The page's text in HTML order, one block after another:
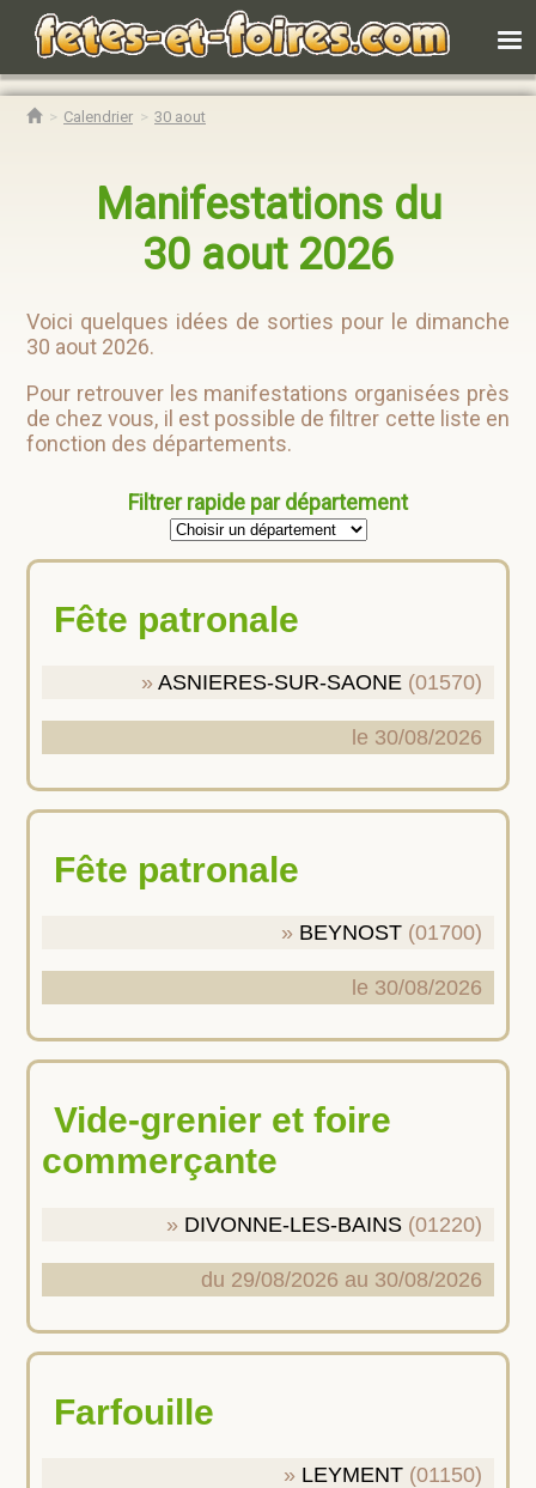
Calendrier 30 aout
Manifestations du
30 aout 2026
Voici quelques idées de sorties pour le dimanche
30 aout 2026.
Pour retrouver les manifestations organisées près
de chez vous, il est possible de filtrer cette liste en
fonction des départements.
Filtrer rapide par département
Fête patronale
ASNIERES-SUR-SAONE (01570)
le 30/08/2026
Fête patronale
BEYNOST (01700)
le 30/08/2026
Vide-grenier et foire
commerçante
DIVONNE-LES-BAINS (01220)
du 29/08/2026 au 30/08/2026
Farfouille
LEYMENT (01150)